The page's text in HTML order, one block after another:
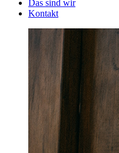
Das sind wir
Kontakt